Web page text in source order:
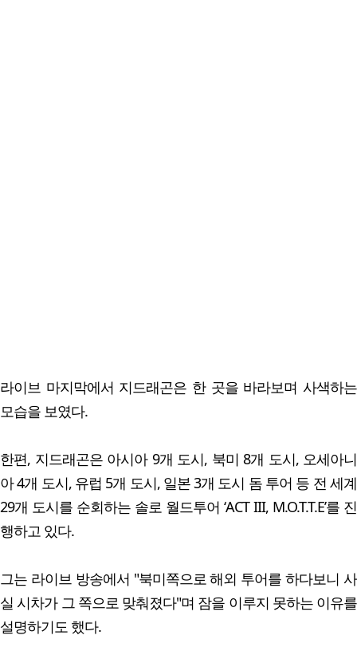
라이브 마지막에서 지드래곤은 한 곳을 바라보며 사색하는
모습을 보였다.
한편, 지드래곤은 아시아 9개 도시, 북미 8개 도시, 오세아니
아 4개 도시, 유럽 5개 도시, 일본 3개 도시 돔 투어 등 전 세계
29개 도시를 순회하는 솔로 월드투어 ‘ACT III, M.O.T.T.E’를 진
행하고 있다.
그는 라이브 방송에서 "북미쪽으로 해외 투어를 하다보니 사
실 시차가 그 쪽으로 맞춰졌다"며 잠을 이루지 못하는 이유를
설명하기도 했다.